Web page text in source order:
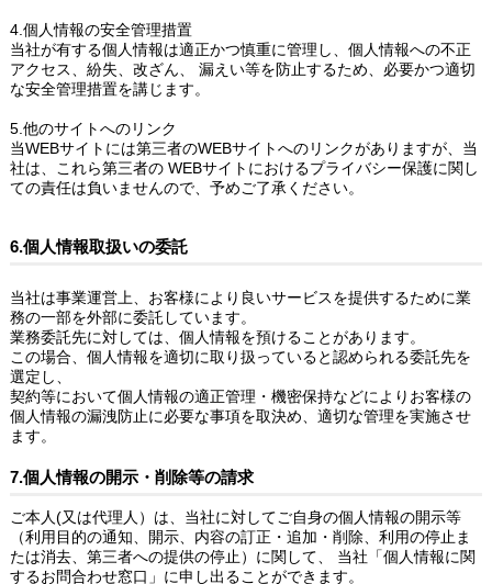
4.個人情報の安全管理措置
当社が有する個人情報は適正かつ慎重に管理し、個人情報への不正
アクセス、紛失、改ざん、 漏えい等を防止するため、必要かつ適切
な安全管理措置を講じます。
5.他のサイトへのリンク
当WEBサイトには第三者のWEBサイトへのリンクがありますが、当
社は、これら第三者の WEBサイトにおけるプライバシー保護に関し
ての責任は負いませんので、予めご了承ください。
6.個人情報取扱いの委託
当社は事業運営上、お客様により良いサービスを提供するために業
務の一部を外部に委託しています。
業務委託先に対しては、個人情報を預けることがあります。
この場合、個人情報を適切に取り扱っていると認められる委託先を
選定し、
契約等において個人情報の適正管理・機密保持などによりお客様の
個人情報の漏洩防止に必要な事項を取決め、適切な管理を実施させ
ます。
7.個人情報の開示・削除等の請求
ご本人(又は代理人）は、当社に対してご自身の個人情報の開示等
（利用目的の通知、開示、内容の訂正・追加・削除、利用の停止ま
たは消去、第三者への提供の停止）に関して、 当社「個人情報に関
するお問合わせ窓口」に申し出ることができます。